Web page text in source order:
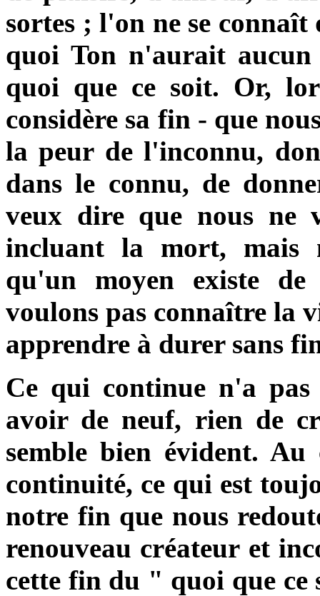
sortes ; l'on ne se
quoi Ton n'aurait
quoi que ce soit. Or,
considère sa fin - que
la peur de l'inconnu,
dans le connu, de
veux dire que nous ne
incluant la mort, mais
qu'un moyen existe
voulons pas connaître la
apprendre à durer sans
Ce qui continue n'a
avoir de neuf, rien de
semble bien évident.
continuité, ce qui est
notre fin que nous
renouveau créateur et
cette fin du " quoi que ce